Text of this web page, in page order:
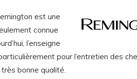
est une
connue
l’enseigne
pour l’entretien des
bonne qualité.